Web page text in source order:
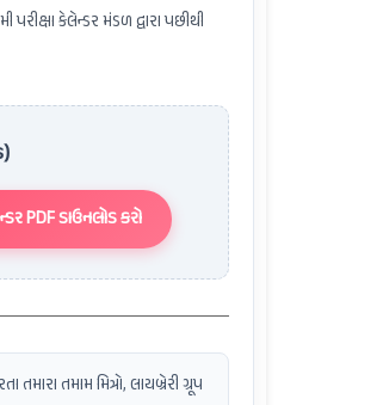
કેલેન્ડર મંડળ દ્વારા પછીથી
PDF ડાઉનલોડ કરો
તમામ મિત્રો, લાયબ્રેરી ગ્રૂપ